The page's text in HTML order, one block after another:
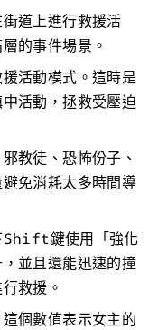
道上進行救援活
的事件場景。
活動模式。這時是
活動，拯救受壓迫
教徒、恐怖份子、
免消耗太多時間導
Shift鍵使用「強化
並且還能迅速的撞
救援。
個數值表示女主的